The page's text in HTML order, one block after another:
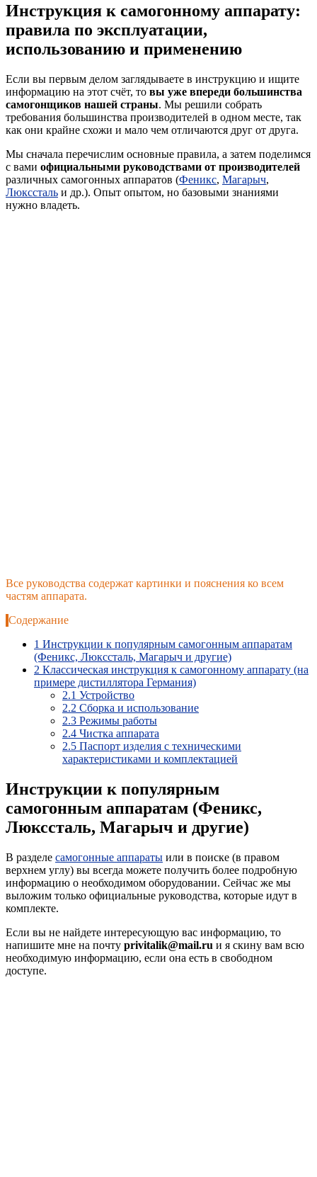
Инструкция к самогонному аппарату:
правила по эксплуатации,
использованию и применению
Если вы первым делом заглядываете в инструкцию и ищите
информацию на этот счёт, то вы уже впереди большинства
самогонщиков нашей страны. Мы решили собрать
требования большинства производителей в одном месте, так
как они крайне схожи и мало чем отличаются друг от друга.
Мы сначала перечислим основные правила, а затем поделимся
с вами официальными руководствами от производителей
различных самогонных аппаратов (Феникс, Магарыч,
Люкссталь и др.). Опыт опытом, но базовыми знаниями
нужно владеть.
Все руководства содержат картинки и пояснения ко всем
частям аппарата.
Содержание
1 Инструкции к популярным самогонным аппаратам
(Феникс, Люкссталь, Магарыч и другие)
2 Классическая инструкция к самогонному аппарату (на
примере дистиллятора Германия)
2.1 Устройство
2.2 Сборка и использование
2.3 Режимы работы
2.4 Чистка аппарата
2.5 Паспорт изделия с техническими
характеристиками и комплектацией
Инструкции к популярным
самогонным аппаратам (Феникс,
Люкссталь, Магарыч и другие)
В разделе самогонные аппараты или в поиске (в правом
верхнем углу) вы всегда можете получить более подробную
информацию о необходимом оборудовании. Сейчас же мы
выложим только официальные руководства, которые идут в
комплекте.
Если вы не найдете интересующую вас информацию, то
напишите мне на почту privitalik@mail.ru и я скину вам всю
необходимую информацию, если она есть в свободном
доступе.